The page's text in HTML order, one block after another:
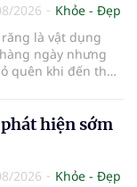
2026
Khỏe - Đẹp
là vật dụng
ngày nhưng
quên khi đến thời
có thể làm giảm
và ảnh hưởng
miệng...
hiện sớm
2026 Khỏe - Đẹp